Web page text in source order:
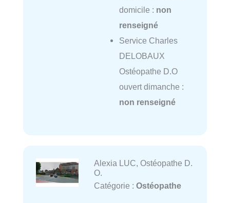
domicile : non
renseigné
Service Charles
DELOBAUX
Ostéopathe D.O
ouvert dimanche :
non renseigné
Alexia LUC, Ostéopathe D.
O.
Catégorie : Ostéopathe